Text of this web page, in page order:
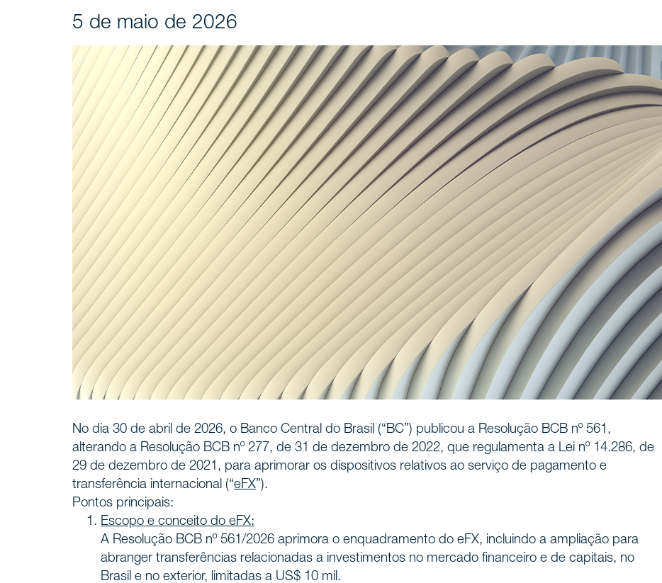
5 de maio de 2026
No dia 30 de abril de 2026, o Banco Central do Brasil (“BC”) publicou a Resolução BCB nº 561,
alterando a Resolução BCB nº 277, de 31 de dezembro de 2022, que regulamenta a Lei nº 14.286, de
29 de dezembro de 2021, para aprimorar os dispositivos relativos ao serviço de pagamento e
transferência internacional (“eFX”).
Pontos principais:
Escopo e conceito do eFX:
A Resolução BCB nº 561/2026 aprimora o enquadramento do eFX, incluindo a ampliação para
abranger transferências relacionadas a investimentos no mercado financeiro e de capitais, no
Brasil e no exterior, limitadas a US$ 10 mil.